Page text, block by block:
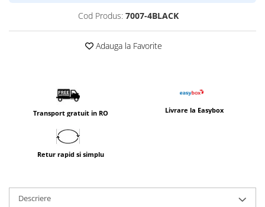
Cod Produs: 7007-4BLACK
Adauga la Favorite
Transport gratuit in RO Livrare la Easybox
Retur rapid si simplu
Descriere